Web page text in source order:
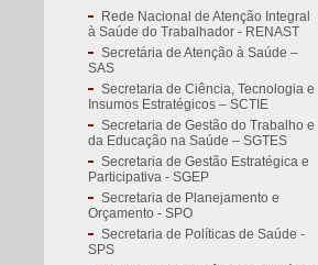
Rede Nacional de Atenção Integral
à Saúde do Trabalhador - RENAST
Secretária de Atenção à Saúde –
SAS
Secretaria de Ciência, Tecnologia e
Insumos Estratégicos – SCTIE
Secretaria de Gestão do Trabalho e
da Educação na Saúde – SGTES
Secretaria de Gestão Estratégica e
Participativa - SGEP
Secretaria de Planejamento e
Orçamento - SPO
Secretaria de Políticas de Saúde -
SPS